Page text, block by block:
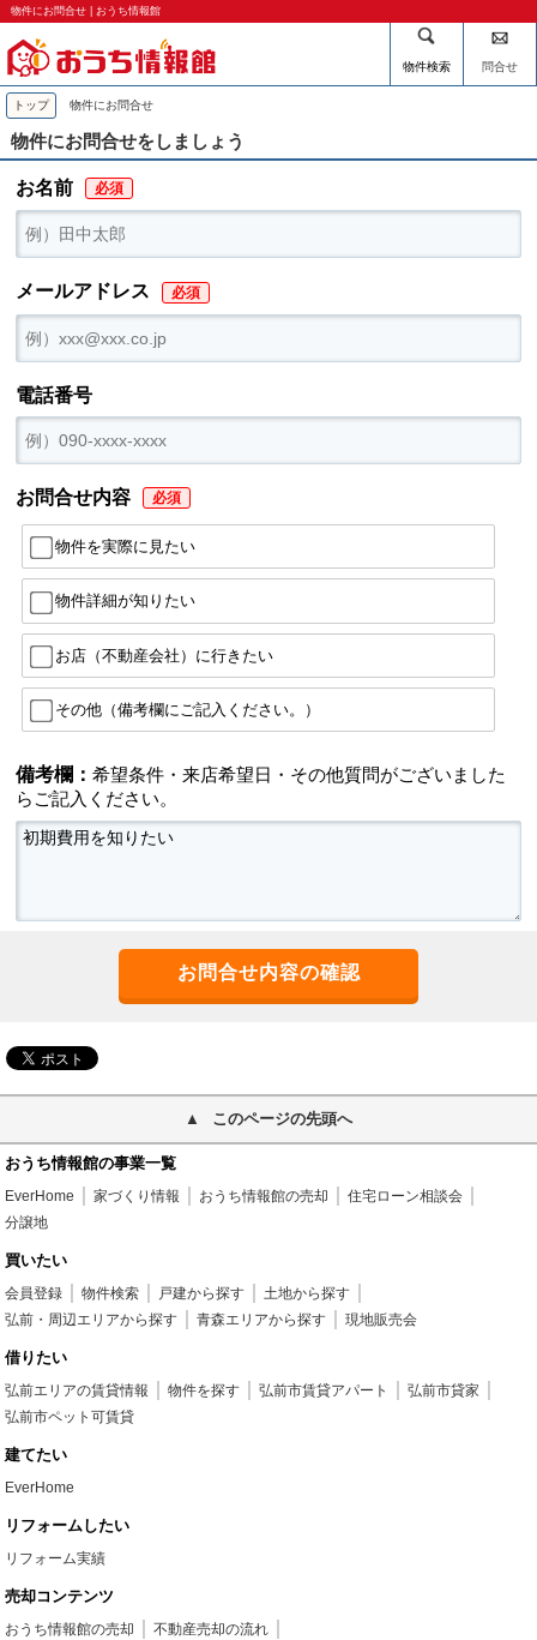
物件にお問合せ | おうち情報館
物件検索 問合せ
トップ 物件にお問合せ
物件にお問合せをしましょう
お名前
メールアドレス
電話番号
お問合せ内容
物件を実際に見たい
物件詳細が知りたい
お店（不動産会社）に行きたい
その他（備考欄にご記入ください。）
備考欄：希望条件・来店希望日・その他質問がございました
らご記入ください。
このページの先頭へ
おうち情報館の事業一覧
EverHome 家づくり情報 おうち情報館の売却
住宅ローン相談会
分譲地
買いたい
会員登録 物件検索 戸建から探す
土地から探す
弘前・周辺エリアから探す
青森エリアから探す 現地販売会
借りたい
弘前エリアの賃貸情報 物件を探す 弘前市賃貸アパート
弘前市貸家
弘前市ペット可賃貸
建てたい
EverHome
リフォームしたい
リフォーム実績
売却コンテンツ
おうち情報館の売却
不動産売却の流れ